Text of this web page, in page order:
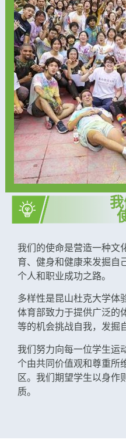
我们的使命是营造一种文
育、健身和健康来发掘自
个人和职业成功之路。
多样性是昆山杜克大学体
体育部致力于提供广泛的
等的机会挑战自我，发掘
我们努力向每一位学生运
个由共同价值观和尊重所
区。我们期望学生以身作
质。